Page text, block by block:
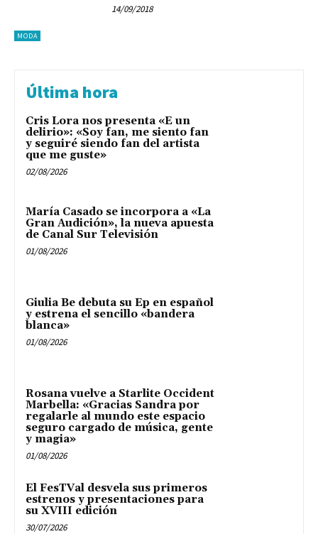
MODA
14/09/2018
Última hora
Cris Lora nos presenta «E un
delirio»: «Soy fan, me siento fan
y seguiré siendo fan del artista
que me guste»
02/08/2026
María Casado se incorpora a «La
Gran Audición», la nueva apuesta
de Canal Sur Televisión
01/08/2026
Giulia Be debuta su Ep en español
y estrena el sencillo «bandera
blanca»
01/08/2026
Rosana vuelve a Starlite Occident
Marbella: «Gracias Sandra por
regalarle al mundo este espacio
seguro cargado de música, gente
y magia»
01/08/2026
El FesTVal desvela sus primeros
estrenos y presentaciones para
su XVIII edición
30/07/2026